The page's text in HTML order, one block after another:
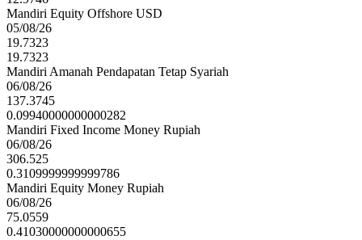
Mandiri Equity Offshore USD
05/08/26
19.7323
19.7323
Mandiri Amanah Pendapatan Tetap Syariah
06/08/26
137.3745
0.09940000000000282
Mandiri Fixed Income Money Rupiah
06/08/26
306.525
0.3109999999999786
Mandiri Equity Money Rupiah
06/08/26
75.0559
0.41030000000000655